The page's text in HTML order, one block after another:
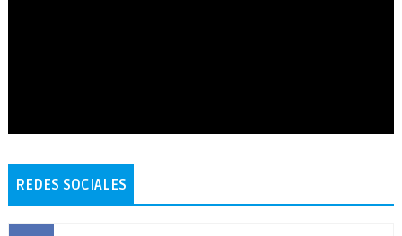
REDES SOCIALES